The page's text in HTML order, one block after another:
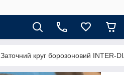
Заточний круг борозоновий INTER-